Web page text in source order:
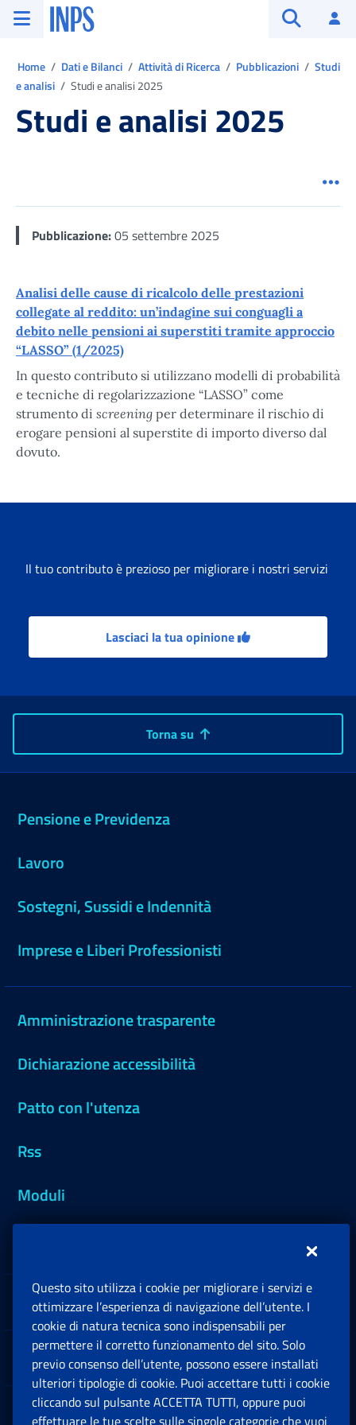
Vai al menu principale
Vai al contenuto principale
Vai al pie' di pagina
INPS ()
Home Dati e Bilanci Attività di Ricerca Pubblicazioni
Studi
e analisi
Studi e analisi 2025
Studi e analisi 2025
Pubblicazione:05 settembre 2025
Analisi delle cause di ricalcolo delle prestazioni
collegate al reddito: un’indagine sui conguagli a
debito nelle pensioni ai superstiti tramite approccio
“LASSO” (1/2025)
In questo contributo si utilizzano modelli di probabilità
e tecniche di regolarizzazione “LASSO” come
strumento di screening per determinare il rischio di
erogare pensioni al superstite di importo diverso dal
dovuto.
Il tuo contributo è prezioso per migliorare i nostri servizi
Lasciaci la tua opinione
Torna su
Pensione e Previdenza
Lavoro
Sostegni, Sussidi e Indennità
Imprese e Liberi Professionisti
Amministrazione trasparente
Dichiarazione accessibilità
Patto con l'utenza
Rss
Moduli
Sedi e Contatti
Software
Note Legali
Questo sito utilizza i cookie per migliorare i servizi e
ottimizzare l’esperienza di navigazione dell’utente. I
cookie di natura tecnica sono indispensabili per
permettere il corretto funzionamento del sito. Solo
previo consenso dell’utente, possono essere installati
ulteriori tipologie di cookie. Puoi accettare tutti i cookie
cliccando sul pulsante ACCETTA TUTTI, oppure puoi
effettuare le tue scelte sulle singole categorie che vuoi